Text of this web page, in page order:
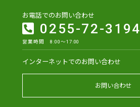
お電話でのお問い合わせ
0255-72-3194
営業時間 8:00～17:00
インターネットでのお問い合わせ
お問い合わせ